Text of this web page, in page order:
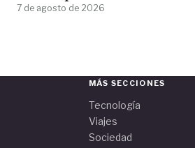
sostenibilidad empresarial
7 de agosto de 2026
MÁS SECCIONES
Tecnología
Viajes
Sociedad